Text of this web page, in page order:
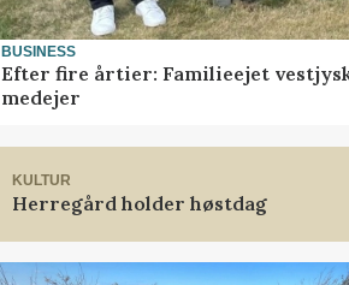
BUSINESS
Efter fire årtier: Familieejet
medejer
KULTUR
Herregård holder høstdag